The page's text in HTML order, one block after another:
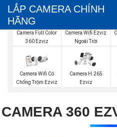
LẮP CAMERA CHÍNH
HÃNG
Camera Full Color
360 Ezviz
Camera Wifi Ezviz
Ngoài Trời
Camera Wifi Có
Chống Trộm Ezviz
Camera H.265
Ezviz
CAMERA 360